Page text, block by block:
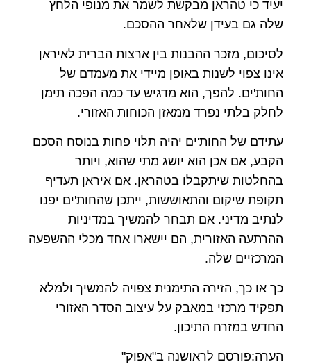
יעיד כי טהראן מבקשת לשמר את מנופי הלחץ
שלה גם בעידן שלאחר ההסכם.
לסיכום, מזכר ההבנות בין ארצות הברית לאיראן
אינו צפוי לשנות באופן מיידי את מעמדם של
החות'ים. להפך, הוא מדגיש עד כמה הפכה תימן
לחלק בלתי נפרד ממאזן הכוחות האזורי.
עתידם של החות'ים יהיה תלוי פחות בנוסח הסכם
הקבע, אם אכן הוא יושג מתי שהוא, ויותר
בהחלטות שיתקבלו בטהראן. אם איראן תעדיף
תקופת שיקום והתאוששות, ייתכן שהחות'ים יפנו
לנתיב מדיני. אם תבחר להמשיך במדיניות
ההרתעה האזורית, הם יישארו אחד מכלי ההשפעה
המרכזיים שלה.
כך או כך, הזירה התימנית צפויה להמשיך ולמלא
תפקיד מרכזי במאבק על עיצוב הסדר האזורי
החדש במזרח התיכון.
הערה:פורסם לראושנה ב"אפוק"